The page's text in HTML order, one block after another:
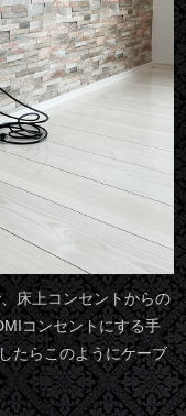
床上コンセントからの
コンセントにする手
たらこのようにケーブ